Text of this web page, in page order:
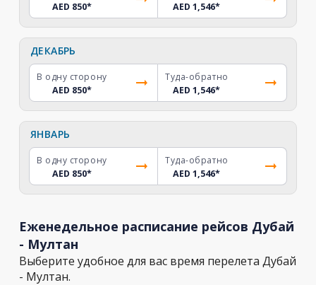
AED 850*
AED 1,546*
ДЕКАБРЬ
В одну сторону
AED 850*
Туда-обратно
AED 1,546*
ЯНВАРЬ
В одну сторону
AED 850*
Туда-обратно
AED 1,546*
Еженедельное расписание рейсов Дубай
- Мултан
Выберите удобное для вас время перелета Дубай
- Мултан.